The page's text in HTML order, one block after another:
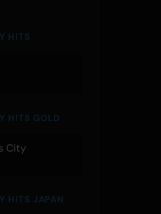
HITS
HITS GOLD
City
HITS JAPAN